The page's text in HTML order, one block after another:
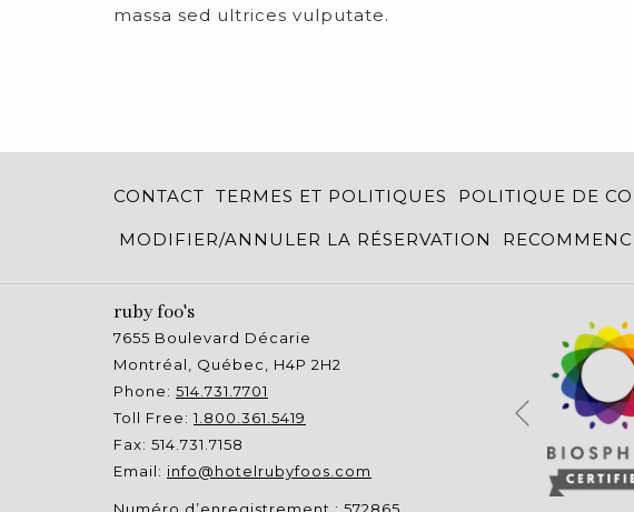
massa sed ultrices vulputate.
CONTACT TERMES ET POLITIQUES POLITIQUE DE
MODIFIER/ANNULER LA RÉSERVATION
ruby foo's
7655 Boulevard Décarie
Montréal, Québec, H4P 2H2
Phone: 514.731.7701
Toll Free: 1.800.361.5419
Fax: 514.731.7158
Email: info@hotelrubyfoos.com
Précédent